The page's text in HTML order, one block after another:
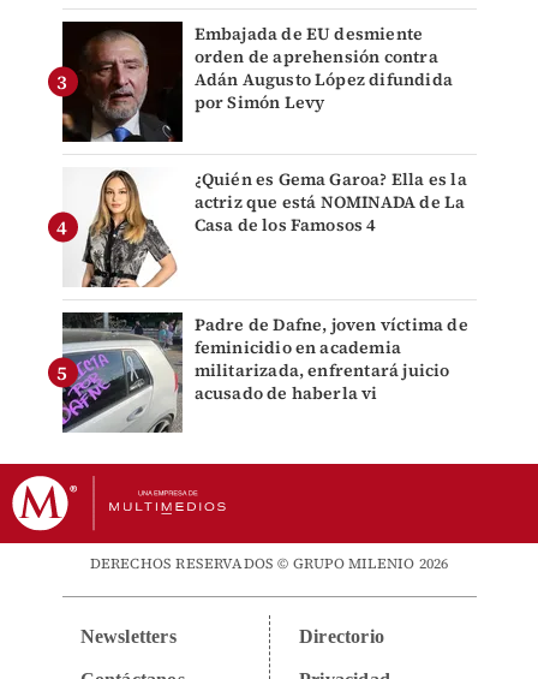
Embajada de EU desmiente
orden de aprehensión contra
Adán Augusto López difundida
por Simón Levy
¿Quién es Gema Garoa? Ella es la
actriz que está NOMINADA de La
Casa de los Famosos 4
Padre de Dafne, joven víctima de
feminicidio en academia
militarizada, enfrentará juicio
acusado de haberla vi
DERECHOS RESERVADOS © GRUPO MILENIO 2026
Newsletters Directorio